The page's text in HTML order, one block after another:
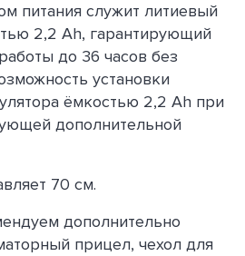
питания служит литиевый
2,2 Ah, гарантирующий
до 36 часов без
установки
ёмкостью 2,2 Ah при
дополнительной
70 см.
дополнительно
прицел, чехол для